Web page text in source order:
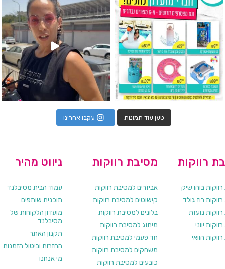
טען עוד תמונות עקבו אחרינו
ניווט מהיר
עמוד הבית מסיבלנד
תוכנית שותפים
מועדון הלקוחות של
מסיבלנד
תקנון האתר
החזרות וביטול הזמנות
מי אנחנו
מסיבת רווקות
אביזרים למסיבת רווקות
קישוטים למסיבת רווקות
בלונים למסיבת רווקות
מיתוג למסיבת רווקות
חד פעמי למסיבת רווקות
משחקים למסיבת רווקות
כובעים למסיבת רווקות
רווקות
בוהו שיק
רוז גולד
נועזת
יווני
הוואי